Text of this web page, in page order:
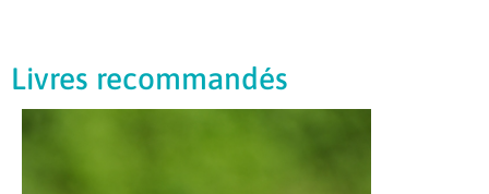
Livres recommandés